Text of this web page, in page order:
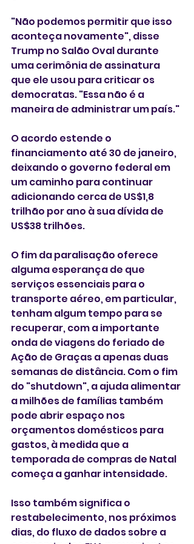
"Não podemos permitir que isso
aconteça novamente", disse
Trump no Salão Oval durante
uma cerimônia de assinatura
que ele usou para criticar os
democratas. "Essa não é a
maneira de administrar um país."
O acordo estende o
financiamento até 30 de janeiro,
deixando o governo federal em
um caminho para continuar
adicionando cerca de US$1,8
trilhão por ano à sua dívida de
US$38 trilhões.
O fim da paralisação oferece
alguma esperança de que
serviços essenciais para o
transporte aéreo, em particular,
tenham algum tempo para se
recuperar, com a importante
onda de viagens do feriado de
Ação de Graças a apenas duas
semanas de distância. Com o fim
do "shutdown", a ajuda alimentar
a milhões de famílias também
pode abrir espaço nos
orçamentos domésticos para
gastos, à medida que a
temporada de compras de Natal
começa a ganhar intensidade.
Isso também significa o
restabelecimento, nos próximos
dias, do fluxo de dados sobre a